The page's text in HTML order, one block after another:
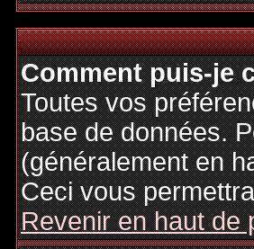
Comment puis-je
Toutes vos
base de données.
(généralement en
Ceci vous
Revenir en haut de